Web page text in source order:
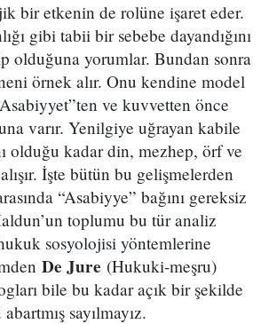
bir etkenin de rolüne işaret eder.
gibi tabii bir sebebe dayandığını
olduğuna yorumlar. Bundan sonra
örnek alır. Onu kendine model
ve kuvvetten önce
varır. Yenilgiye uğrayan kabile
olduğu kadar din, mezhep, örf ve
İşte bütün bu gelişmelerden
“Asabiyye” bağını gereksiz
toplumu bu tür analiz
sosyolojisi yöntemlerine
De Jure (Hukuki-meşru)
bile bu kadar açık bir şekilde
sayılmayız.